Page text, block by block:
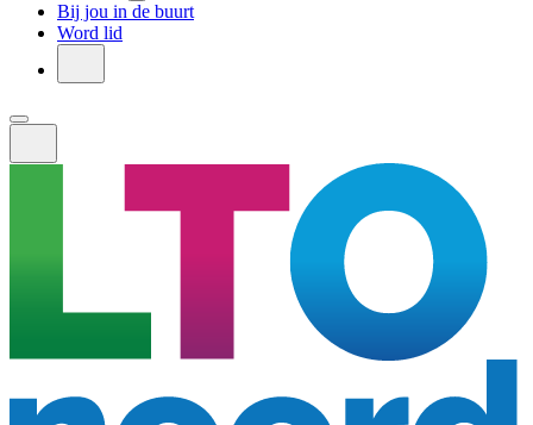
Bij jou in de buurt
Word lid